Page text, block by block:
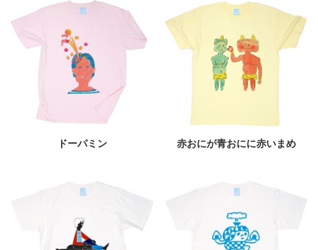
ドーパミン 赤おにが青おにに赤いまめ